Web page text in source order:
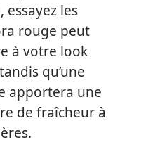
les
rouge peut
à votre look
qu’une
apportera une
de fraîcheur à